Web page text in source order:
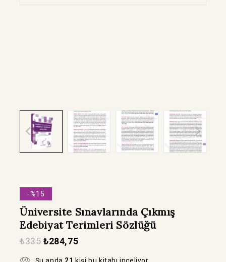
-%15
Üniversite Sınavlarında Çıkmış
Edebiyat Terimleri Sözlüğü
₺335 ₺284,75
Şu anda 21 kişi bu kitabı inceliyor